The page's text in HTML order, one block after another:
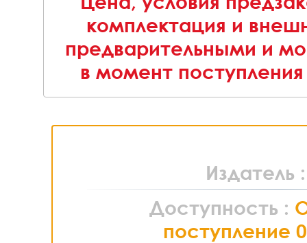
комплектация и
предварительными и
в момент
Издатель
Доступность :
поступление